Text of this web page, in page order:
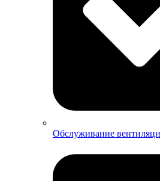
Обслуживание